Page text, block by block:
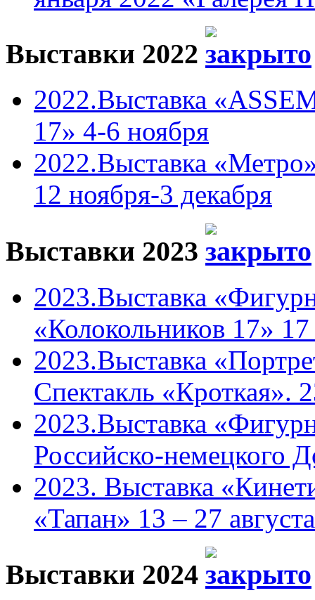
Выставки 2022
2022.Выставка
17» 4-6 ноября
2022.Выставка
12 ноября-3 декабря
Выставки 2023
2023.Выставка
«Колокольников 17» 17
2023.Выставка
Спектакль «Кроткая».
2023.Выставка
Российско-немецкого
2023. Выставка
«Тапан» 13 – 27 августа
Выставки 2024